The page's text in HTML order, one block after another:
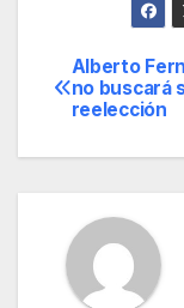
de
Alberto
no buscará
reelección